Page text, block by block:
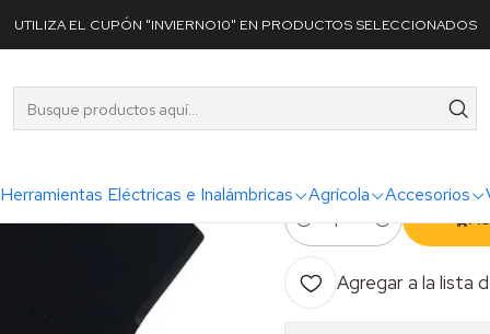
Herramientas Eléctricas e Inalámbricas Agrícola Accesorios
UTILIZA EL CUPÓN "INVIERNO10" EN PRODUCTOS SELECCIONADOS
Accesorios Accesorios Agrícola Cuchillo metal 4 puntas 230
Cuchillo
Cantidad
Agregar a la lista